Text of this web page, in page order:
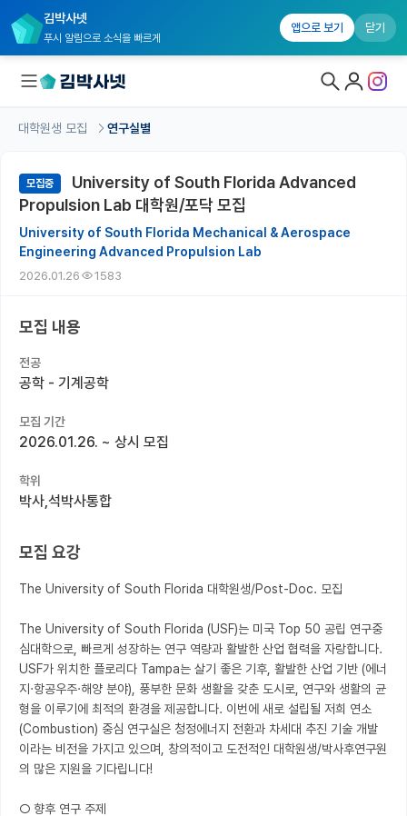
김박사넷
푸시 알림으로 소식을 빠르게
앱으로 보기 닫기
대학원생 모집 홈
기관별 모집 정보
연구실별 모집 정보
지역별 모집 정보
국내대학원 정보
커뮤니티
커리어
이벤트
반도체 아카데미
재팬라운지 🌸
대학원생 모집 연구실별
모집중
University of South Florida Advanced
Propulsion Lab 대학원/포닥 모집
University of South Florida Mechanical & Aerospace
Engineering Advanced Propulsion Lab
2026.01.26 1583
모집 내용
전공
공학 - 기계공학
모집 기간
2026.01.26. ~ 상시 모집
학위
박사,석박사통합
모집 요강
The University of South Florida 대학원생/Post-Doc. 모집
The University of South Florida (USF)는 미국 Top 50 공립 연구중
심대학으로, 빠르게 성장하는 연구 역량과 활발한 산업 협력을 자랑합니다.
USF가 위치한 플로리다 Tampa는 살기 좋은 기후, 활발한 산업 기반 (에너
지·항공우주·해양 분야), 풍부한 문화 생활을 갖춘 도시로, 연구와 생활의 균
형을 이루기에 최적의 환경을 제공합니다. 이번에 새로 설립될 저희 연소
(Combustion) 중심 연구실은 청정에너지 전환과 차세대 추진 기술 개발
이라는 비전을 가지고 있으며, 창의적이고 도전적인 대학원생/박사후연구원
의 많은 지원을 기다립니다!
○ 향후 연구 주제